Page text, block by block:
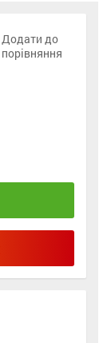
Додати до
порівняння